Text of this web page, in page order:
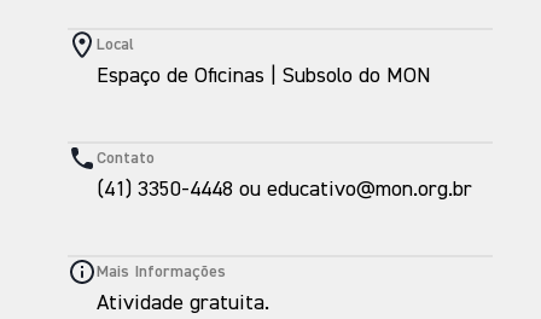
Local
Espaço de Oficinas | Subsolo do MON
Contato
(41) 3350-4448 ou educativo@mon.org.br
Mais Informações
Atividade gratuita.